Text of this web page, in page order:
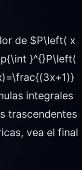
de $P\left( x
}^{}P\left(
integrales
trascendentes
vea el final